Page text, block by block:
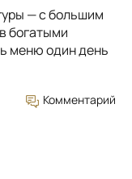
— с большим
богатыми
меню один день
Комментарий